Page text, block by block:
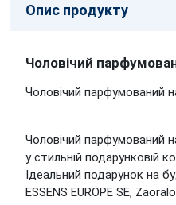
Опис продукту
Чоловічий
Чоловічий парфумований
Чоловічий парфумований
у стильній подарунковій
Ідеальний подарунок на
ESSENS EUROPE SE,